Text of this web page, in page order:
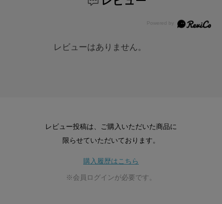
レビューはありません。
レビュー投稿は、ご購入いただいた商品に
限らせていただいております。
購入履歴はこちら
※会員ログインが必要です。